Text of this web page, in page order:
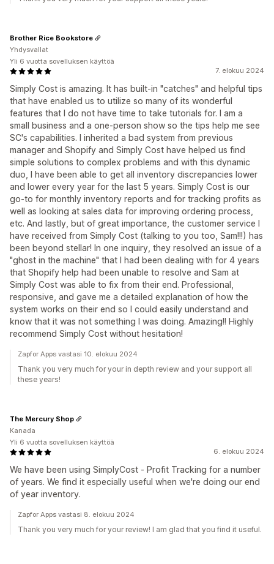
7. elokuu 2024
Simply Cost is amazing. It has built-in "catches" and helpful tips
that have enabled us to utilize so many of its wonderful
features that I do not have time to take tutorials for. I am a
small business and a one-person show so the tips help me see
SC's capabilities. I inherited a bad system from previous
manager and Shopify and Simply Cost have helped us find
simple solutions to complex problems and with this dynamic
duo, I have been able to get all inventory discrepancies lower
and lower every year for the last 5 years. Simply Cost is our
go-to for monthly inventory reports and for tracking profits as
well as looking at sales data for improving ordering process,
etc. And lastly, but of great importance, the customer service I
have received from Simply Cost (talking to you too, Sam!!!) has
been beyond stellar! In one inquiry, they resolved an issue of a
"ghost in the machine" that I had been dealing with for 4 years
that Shopify help had been unable to resolve and Sam at
Simply Cost was able to fix from their end. Professional,
responsive, and gave me a detailed explanation of how the
system works on their end so I could easily understand and
know that it was not something I was doing. Amazing!! Highly
recommend Simply Cost without hesitation!
Brother Rice Bookstore
Yhdysvallat
Yli 6 vuotta sovelluksen käyttöä
Zapfor Apps vastasi 10. elokuu 2024
Thank you very much for your in depth review and your support all
these years!
6. elokuu 2024
We have been using SimplyCost ‑ Profit Tracking for a number
of years. We find it especially useful when we're doing our end
of year inventory.
The Mercury Shop
Kanada
Yli 6 vuotta sovelluksen käyttöä
Zapfor Apps vastasi 8. elokuu 2024
Thank you very much for your review! I am glad that you find it useful.